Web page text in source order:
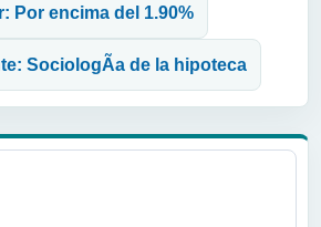
Por encima del 1.90%
SociologÃ­a de la hipoteca